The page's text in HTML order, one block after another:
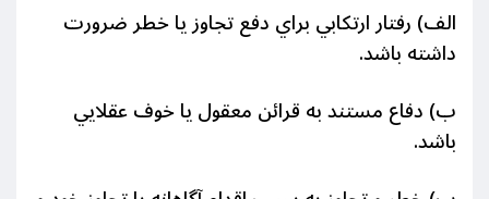
الف) رفتار ارتكابي براي دفع تجاوز يا خطر ضرورت
داشته باشد.
ب) دفاع مستند به قرائن معقول يا خوف عقلايي
باشد.